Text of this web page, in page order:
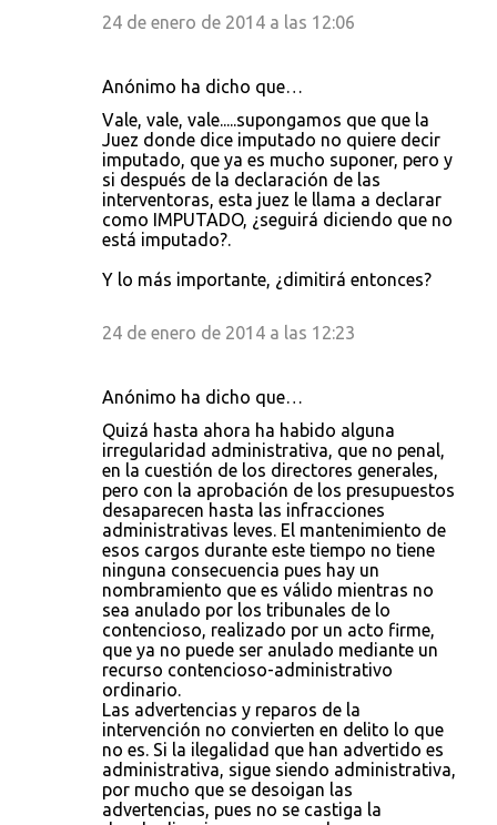
24 de enero de 2014 a las 12:06
Anónimo ha dicho que…
Vale, vale, vale.....supongamos que que la
Juez donde dice imputado no quiere decir
imputado, que ya es mucho suponer, pero y
si después de la declaración de las
interventoras, esta juez le llama a declarar
como IMPUTADO, ¿seguirá diciendo que no
está imputado?.
Y lo más importante, ¿dimitirá entonces?
24 de enero de 2014 a las 12:23
Anónimo ha dicho que…
Quizá hasta ahora ha habido alguna
irregularidad administrativa, que no penal,
en la cuestión de los directores generales,
pero con la aprobación de los presupuestos
desaparecen hasta las infracciones
administrativas leves. El mantenimiento de
esos cargos durante este tiempo no tiene
ninguna consecuencia pues hay un
nombramiento que es válido mientras no
sea anulado por los tribunales de lo
contencioso, realizado por un acto firme,
que ya no puede ser anulado mediante un
recurso contencioso-administrativo
ordinario.
Las advertencias y reparos de la
intervención no convierten en delito lo que
no es. Si la ilegalidad que han advertido es
administrativa, sigue siendo administrativa,
por mucho que se desoigan las
advertencias, pues no se castiga la